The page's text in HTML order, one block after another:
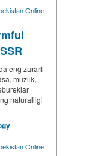
Online
eng zararli
muzlik,
naturalligi
Online